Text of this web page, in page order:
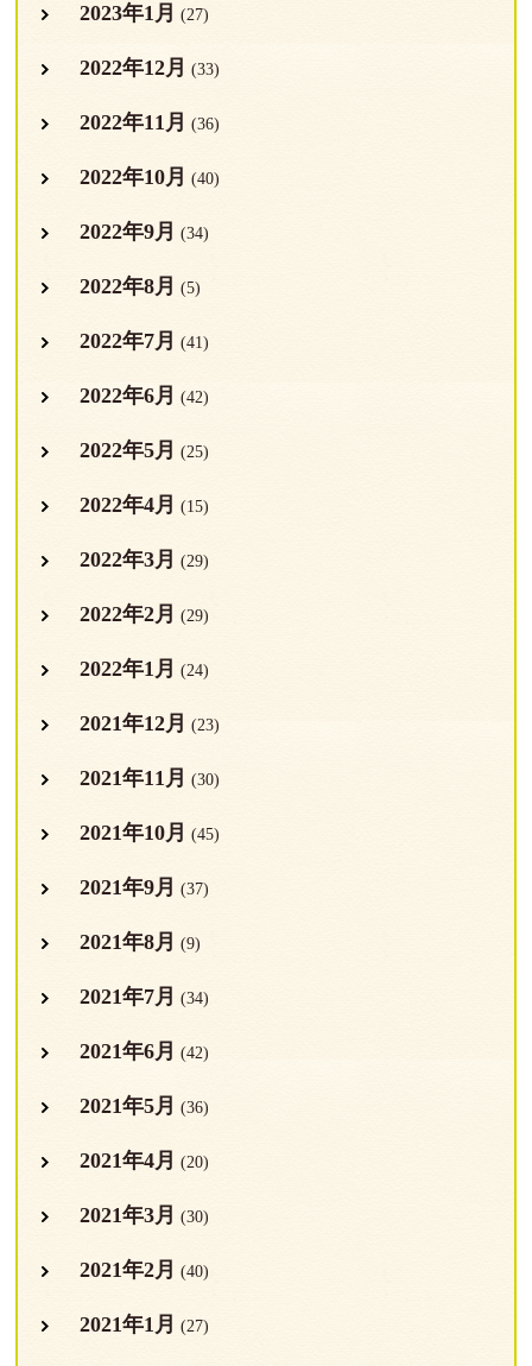
2023年1月 (27)
2022年12月 (33)
2022年11月 (36)
2022年10月 (40)
2022年9月 (34)
2022年8月 (5)
2022年7月 (41)
2022年6月 (42)
2022年5月 (25)
2022年4月 (15)
2022年3月 (29)
2022年2月 (29)
2022年1月 (24)
2021年12月 (23)
2021年11月 (30)
2021年10月 (45)
2021年9月 (37)
2021年8月 (9)
2021年7月 (34)
2021年6月 (42)
2021年5月 (36)
2021年4月 (20)
2021年3月 (30)
2021年2月 (40)
2021年1月 (27)